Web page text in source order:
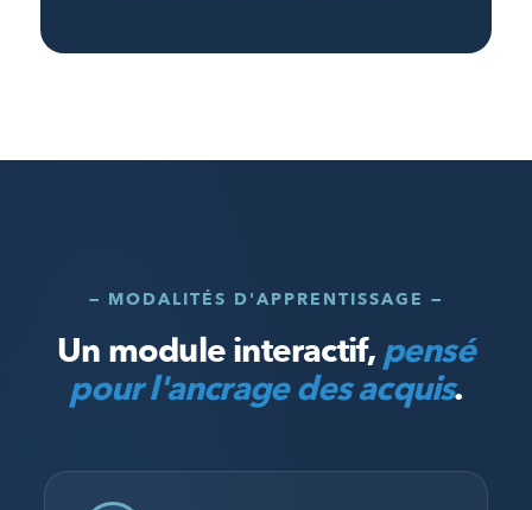
— MODALITÉS D'APPRENTISSAGE —
Un module interactif,pensé
pour l'ancrage des acquis.